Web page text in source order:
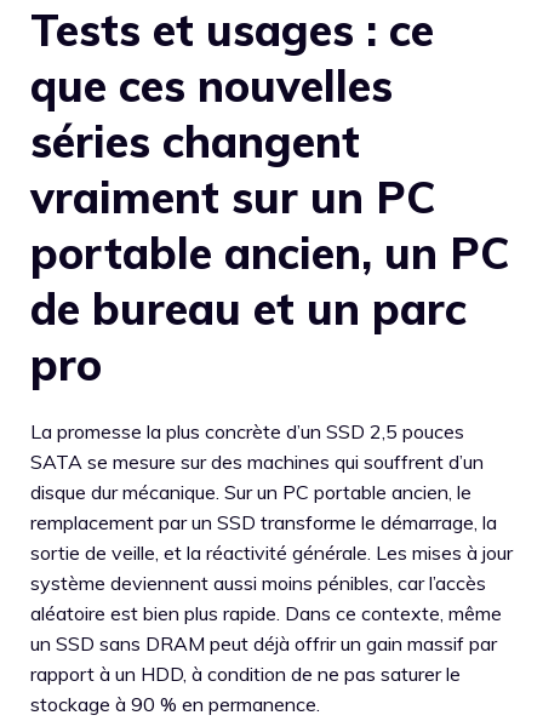
Tests et usages : ce
que ces nouvelles
séries changent
vraiment sur un PC
portable ancien, un PC
de bureau et un parc
pro
La promesse la plus concrète d’un SSD 2,5 pouces
SATA se mesure sur des machines qui souffrent d’un
disque dur mécanique. Sur un PC portable ancien, le
remplacement par un SSD transforme le démarrage, la
sortie de veille, et la réactivité générale. Les mises à jour
système deviennent aussi moins pénibles, car l’accès
aléatoire est bien plus rapide. Dans ce contexte, même
un SSD sans DRAM peut déjà offrir un gain massif par
rapport à un HDD, à condition de ne pas saturer le
stockage à 90 % en permanence.